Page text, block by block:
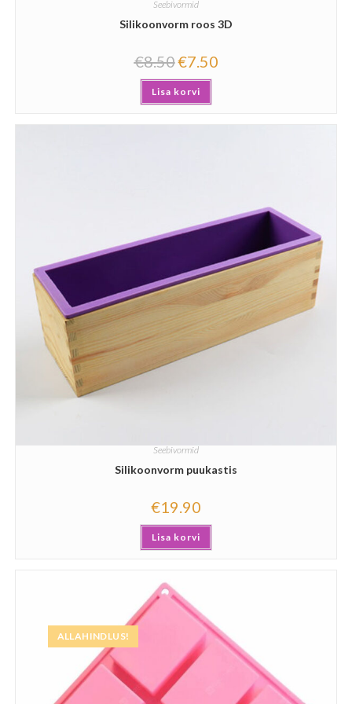
Seebivormid
Silikoonvorm roos 3D
€8.50€7.50
Lisa korvi
Seebivormid
Silikoonvorm puukastis
€19.90
Lisa korvi
ALLAHINDLUS!